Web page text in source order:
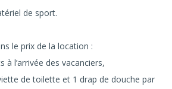
de sport.
le prix de la location :
à l’arrivée des vacanciers,
de toilette et 1 drap de douche par